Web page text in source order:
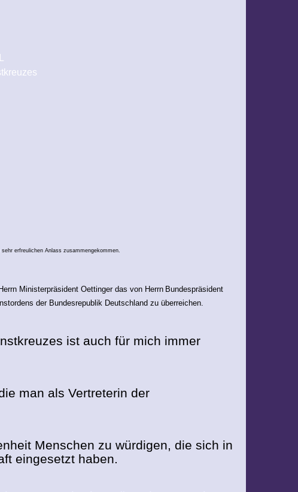
erfreulichen Anlass zusammengekommen.
Ministerpräsident Oettinger das von Herrn Bundespräsident
der Bundesrepublik Deutschland zu überreichen.
ist auch für mich immer
man als Vertreterin der
Menschen zu würdigen, die sich in
eingesetzt haben.